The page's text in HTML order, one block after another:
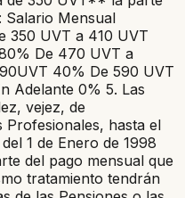
Salario Mensual
350 UVT a 410 UVT
De 470 UVT a
40% De 590 UVT
Adelante 0% 5. Las
vejez, de
Profesionales, hasta el
1 de Enero de 1998
del pago mensual que
tratamiento tendrán